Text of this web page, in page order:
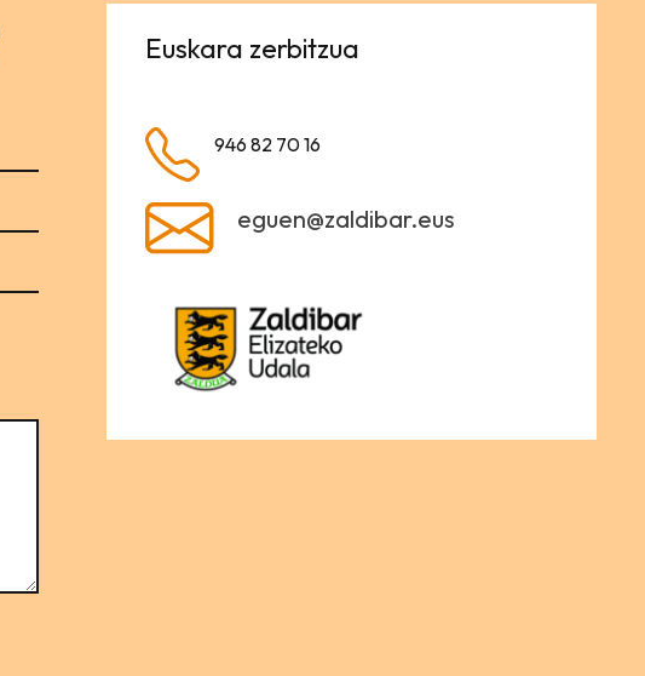
Euskara zerbitzua
946 82 70 16
eguen@zaldibar.eus